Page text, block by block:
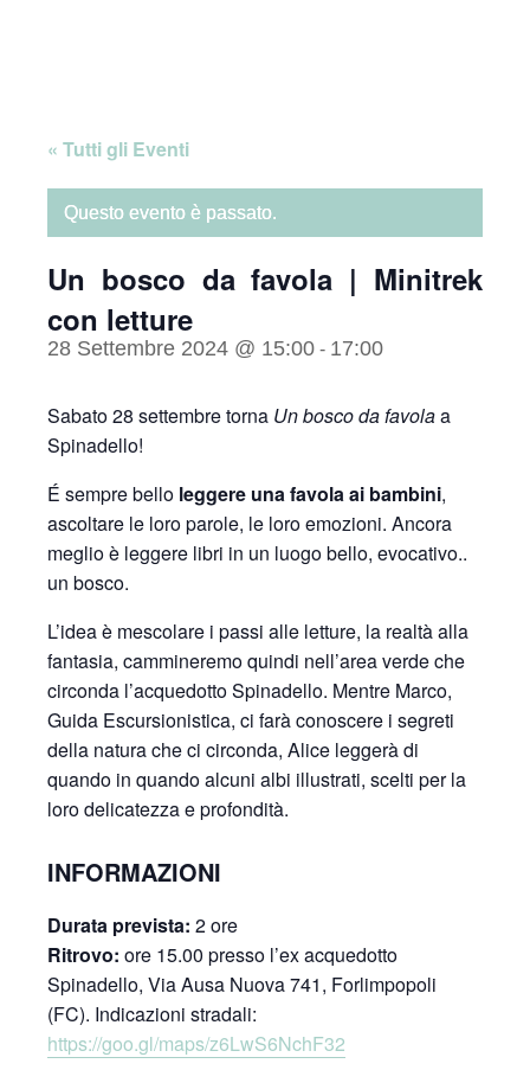
« Tutti gli Eventi
Questo evento è passato.
Un bosco da favola | Minitrek
con letture
28 Settembre 2024 @ 15:00 - 17:00
Sabato 28 settembre torna Un bosco da favolaa
Spinadello!
É sempre bello leggere una favola ai bambini,
ascoltare le loro parole, le loro emozioni. Ancora
meglio è leggere libri in un luogo bello, evocativo..
un bosco.
L’idea è mescolare i passi alle letture, la realtà alla
fantasia, cammineremo quindi nell’area verde che
circonda l’acquedotto Spinadello. Mentre Marco,
Guida Escursionistica, ci farà conoscere i segreti
della natura che ci circonda, Alice leggerà di
quando in quando alcuni albi illustrati, scelti per la
loro delicatezza e profondità.
INFORMAZIONI
Durata prevista: 2 ore
Ritrovo: ore 15.00 presso l’ex acquedotto
Spinadello, Via Ausa Nuova 741, Forlimpopoli
(FC). Indicazioni stradali:
https://goo.gl/maps/z6LwS6NchF32